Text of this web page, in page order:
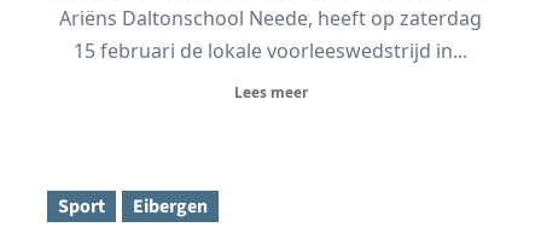
Ariëns Daltonschool Neede, heeft op zaterdag
15 februari de lokale voorleeswedstrijd in...
Lees meer
Sport Eibergen